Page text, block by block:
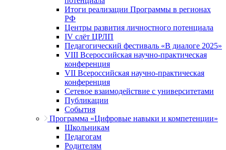
Итоги реализации Программы в регионах
РФ
Центры развития личностного потенциала
IV слёт ЦРЛП
Педагогический фестиваль «В диалоге 2025»
VIII Всероссийская научно-практическая
конференция
VII Всероссийская научно-практическая
конференция
Сетевое взаимодействие с университетами
Публикации
События
Программа «Цифровые навыки и компетенции»
Школьникам
Педагогам
Родителям